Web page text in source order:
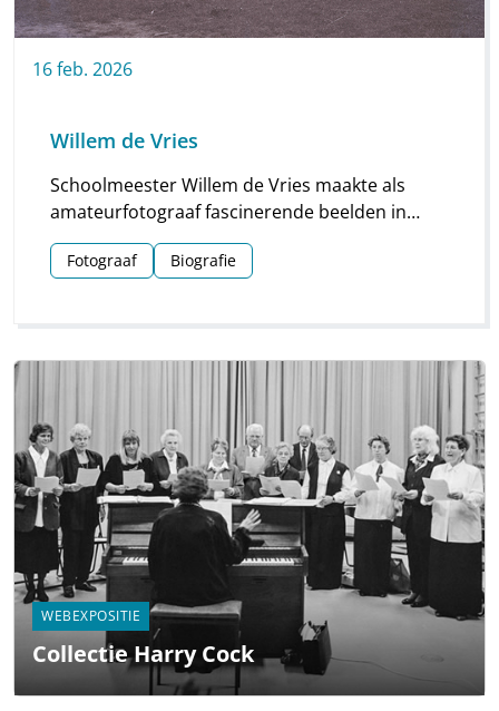
16feb. 2026
Willem de Vries
Schoolmeester Willem de Vries maakte als
amateurfotograaf fascinerende beelden in
Linde en omgeving. Groepsfoto’s van
schoolkinderen, portretten en beelden van
Fotograaf Biografie
WEBEXPOSITIE
Collectie Harry Cock